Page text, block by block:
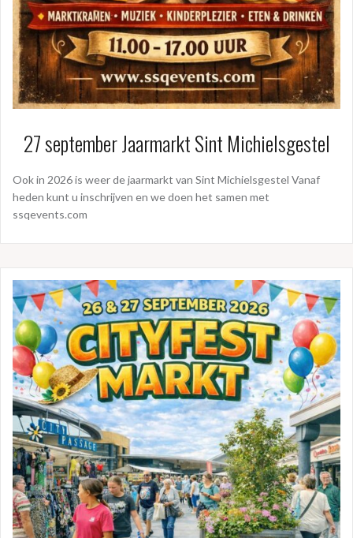
27 september Jaarmarkt Sint Michielsgestel
Ook in 2026 is weer de jaarmarkt van Sint Michielsgestel Vanaf
heden kunt u inschrijven en we doen het samen met
ssqevents.com